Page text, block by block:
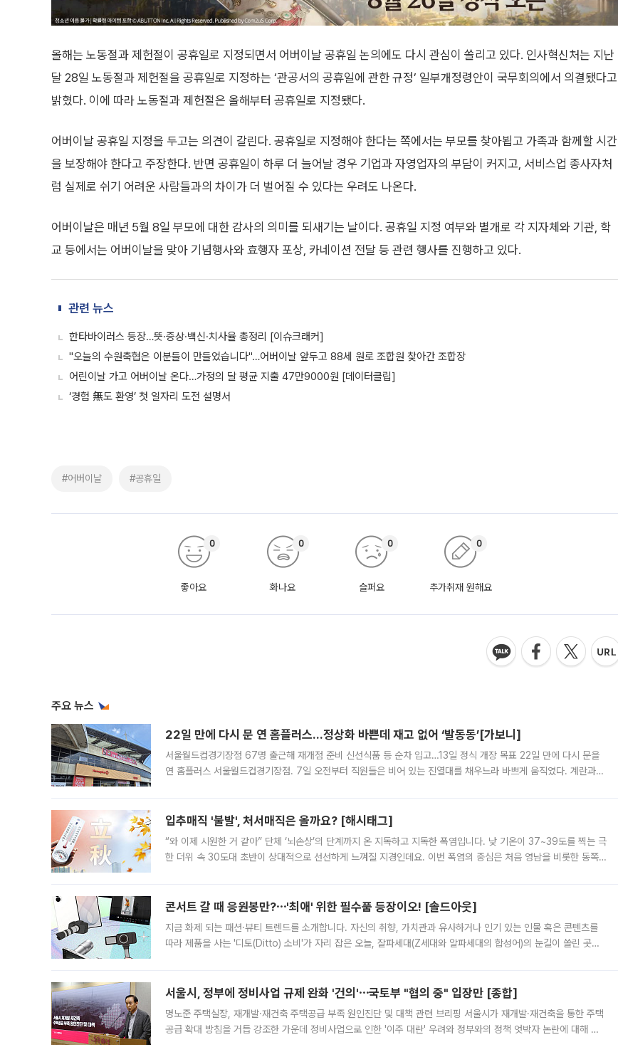
올해는 노동절과 제헌절이 공휴일로 지정되면서 어버이날 공휴일 논의에도 다시 관심이 쏠리고 있다. 인사혁신처는 지난
달 28일 노동절과 제헌절을 공휴일로 지정하는 ‘관공서의 공휴일에 관한 규정’ 일부개정령안이 국무회의에서 의결됐다고
밝혔다. 이에 따라 노동절과 제헌절은 올해부터 공휴일로 지정됐다.
어버이날 공휴일 지정을 두고는 의견이 갈린다. 공휴일로 지정해야 한다는 쪽에서는 부모를 찾아뵙고 가족과 함께할 시간
을 보장해야 한다고 주장한다. 반면 공휴일이 하루 더 늘어날 경우 기업과 자영업자의 부담이 커지고, 서비스업 종사자처
럼 실제로 쉬기 어려운 사람들과의 차이가 더 벌어질 수 있다는 우려도 나온다.
어버이날은 매년 5월 8일 부모에 대한 감사의 의미를 되새기는 날이다. 공휴일 지정 여부와 별개로 각 지자체와 기관, 학
교 등에서는 어버이날을 맞아 기념행사와 효행자 포상, 카네이션 전달 등 관련 행사를 진행하고 있다.
관련 뉴스
한타바이러스 등장…뜻·증상·백신·치사율 총정리 [이슈크래커]
"오늘의 수원축협은 이분들이 만들었습니다"…어버이날 앞두고 88세 원로 조합원 찾아간 조합장
어린이날 가고 어버이날 온다…가정의 달 평균 지출 47만9000원 [데이터클립]
‘경험 無도 환영’ 첫 일자리 도전 설명서
#어버이날 #공휴일
좋아요
0
화나요
0
슬퍼요
0
추가취재 원해요
0
주요 뉴스
22일 만에 다시 문 연 홈플러스…정상화 바쁜데 재고 없어 ‘발동동’[가보니]
서울월드컵경기장점 67명 출근해 재개점 준비 신선식품 등 순차 입고…13일 정식 개장 목표 22일 만에 다시 문을
연 홈플러스 서울월드컵경기장점. 7일 오전부터 직원들은 비어 있는 진열대를 채우느라 바쁘게 움직였다. 계란과
입추매직 '불발', 처서매직은 올까요? [해시태그]
“와 이제 시원한 거 같아” 단체 ‘뇌손상’의 단계까지 온 지독하고 지독한 폭염입니다. 낮 기온이 37~39도를 찍는 극
한 더위 속 30도대 초반이 상대적으로 선선하게 느껴질 지경인데요. 이번 폭염의 중심은 처음 영남을 비롯한 동쪽
콘서트 갈 때 응원봉만?⋯'최애' 위한 필수품 등장이오! [솔드아웃]
지금 화제 되는 패션·뷰티 트렌드를 소개합니다. 자신의 취향, 가치관과 유사하거나 인기 있는 인물 혹은 콘텐츠를
따라 제품을 사는 '디토(Ditto) 소비'가 자리 잡은 오늘, 잘파세대(Z세대와 알파세대의 합성어)의 눈길이 쏠린 곳은
서울시, 정부에 정비사업 규제 완화 '건의'⋯국토부 "협의 중" 입장만 [종합]
명노준 주택실장, 재개발·재건축 주택공급 부족 원인진단 및 대책 관련 브리핑 서울시가 재개발·재건축을 통한 주택
공급 확대 방침을 거듭 강조한 가운데 정비사업으로 인한 '이주 대란' 우려와 정부와의 정책 엇박자 논란에 대해 정